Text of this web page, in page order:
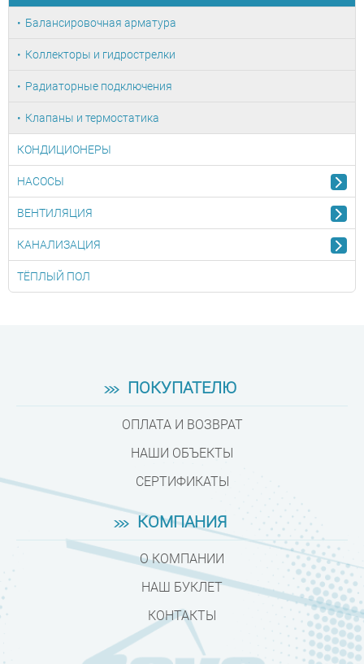
Балансировочная арматура
Коллекторы и гидрострелки
Радиаторные подключения
Клапаны и термостатика
КОНДИЦИОНЕРЫ
НАСОСЫ
ВЕНТИЛЯЦИЯ
КАНАЛИЗАЦИЯ
ТЁПЛЫЙ ПОЛ
ПОКУПАТЕЛЮ
ОПЛАТА И ВОЗВРАТ
НАШИ ОБЪЕКТЫ
СЕРТИФИКАТЫ
КОМПАНИЯ
О КОМПАНИИ
НАШ БУКЛЕТ
КОНТАКТЫ